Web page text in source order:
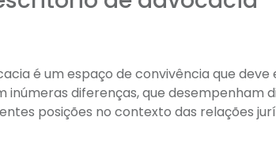
é um espaço de convivência que
inúmeras diferenças, que desempenham
posições no contexto das relações